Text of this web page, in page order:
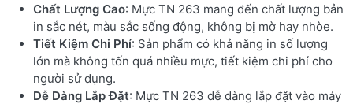
Chất Lượng Cao: Mực TN 263 mang đến chất lượng bản
in sắc nét, màu sắc sống động, không bị mờ hay nhòe.
Tiết Kiệm Chi Phí: Sản phẩm có khả năng in số lượng
lớn mà không tốn quá nhiều mực, tiết kiệm chi phí cho
người sử dụng.
Dễ Dàng Lắp Đặt: Mực TN 263 dễ dàng lắp đặt vào máy